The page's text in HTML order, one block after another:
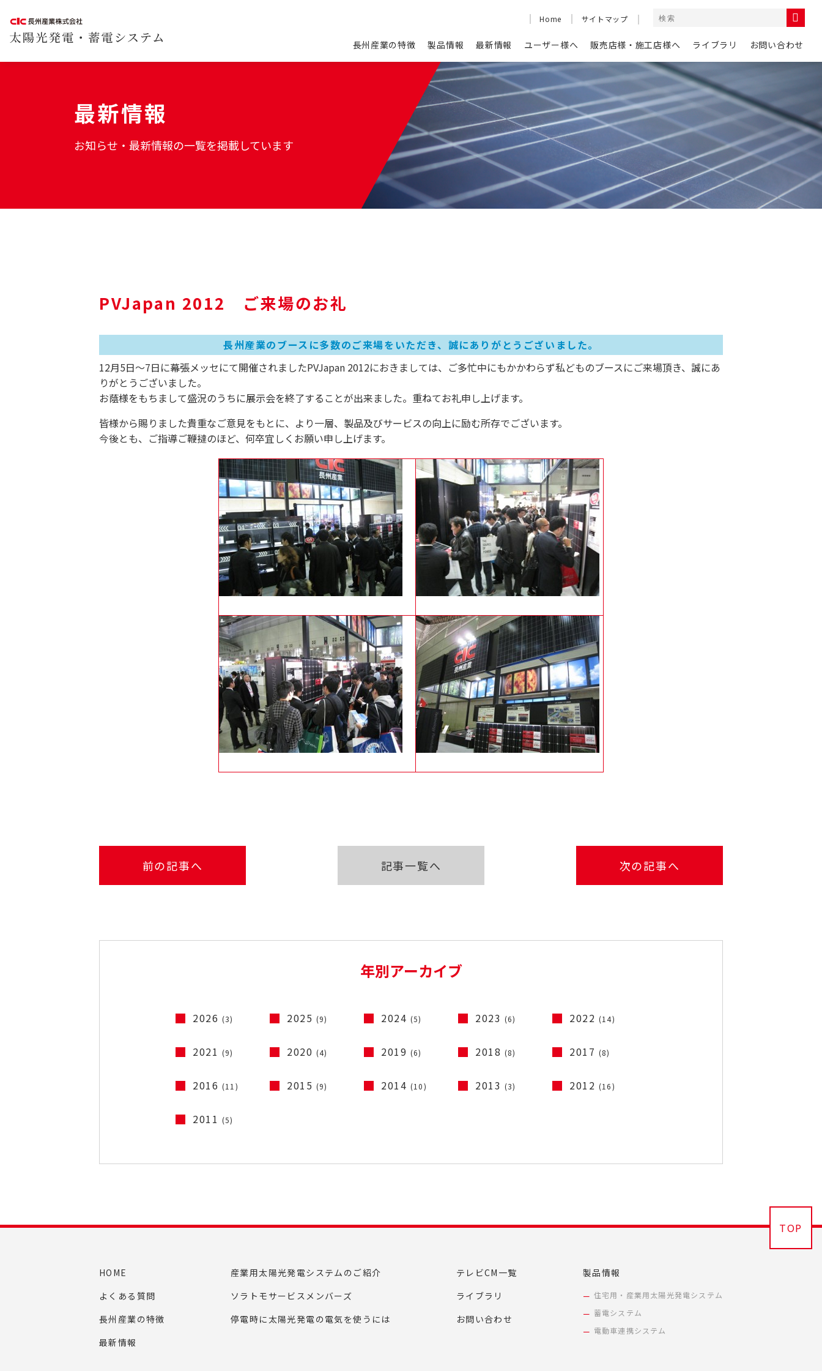
Home サイトマップ
長州産業の特徴 製品情報 最新情報 ユーザー様へ 販売店様・施工店様へ ライブラリ お問い合わせ
最新情報
お知らせ・最新情報の一覧を掲載しています
PVJapan 2012 ご来場のお礼
長州産業のブースに多数のご来場をいただき、誠にありがとうございました。
12月5日～7日に幕張メッセにて開催されましたPVJapan 2012におきましては、ご多忙中にもかかわらず私どものブースにご来場頂き、誠にあ
りがとうございました。
お蔭様をもちまして盛況のうちに展示会を終了することが出来ました。重ねてお礼申し上げます。
皆様から賜りました貴重なご意見をもとに、より一層、製品及びサービスの向上に励む所存でございます。
今後とも、ご指導ご鞭撻のほど、何卒宜しくお願い申し上げます。
前の記事へ 記事一覧へ 次の記事へ
年別アーカイブ
2026 (3) 2025 (9) 2024 (5) 2023 (6) 2022 (14)
2021 (9) 2020 (4) 2019 (6) 2018 (8) 2017 (8)
2016 (11) 2015 (9) 2014 (10) 2013 (3) 2012 (16)
2011 (5)
TOP
HOME
よくある質問
長州産業の特徴
最新情報
産業用太陽光発電システムのご紹介
ソラトモサービスメンバーズ
停電時に太陽光発電の電気を使うには
テレビCM一覧
ライブラリ
お問い合わせ
製品情報
住宅用・産業用太陽光発電システム
蓄電システム
電動車連携システム